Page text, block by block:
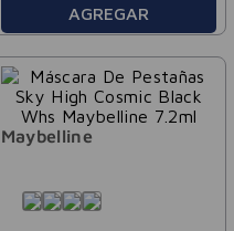
AGREGAR
Maybelline